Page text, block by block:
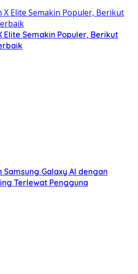
Elite Semakin Populer, Berikut
Galaxy AI dengan
Terlewat Pengguna